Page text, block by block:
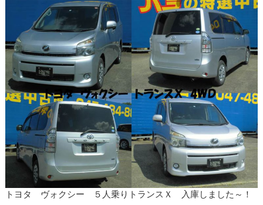
トヨタ ヴォクシー ５人乗りトランスＸ 入庫しました～！